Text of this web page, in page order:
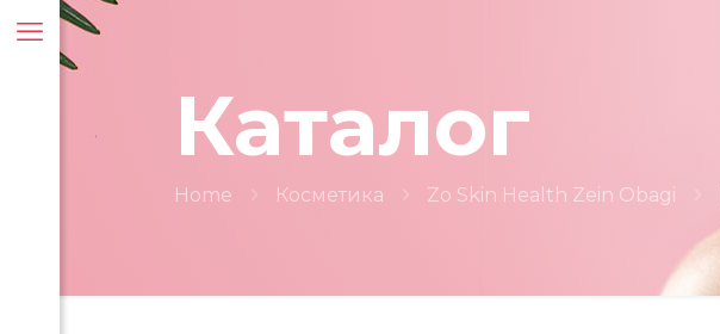
Каталог
Home Косметика Zo Skin Health Zein Obagi